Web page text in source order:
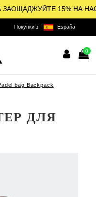
ЗАОЩАДЖУЙТЕ 15% НА
Покупки з: España
0
bag Backpack
ДЛЯ